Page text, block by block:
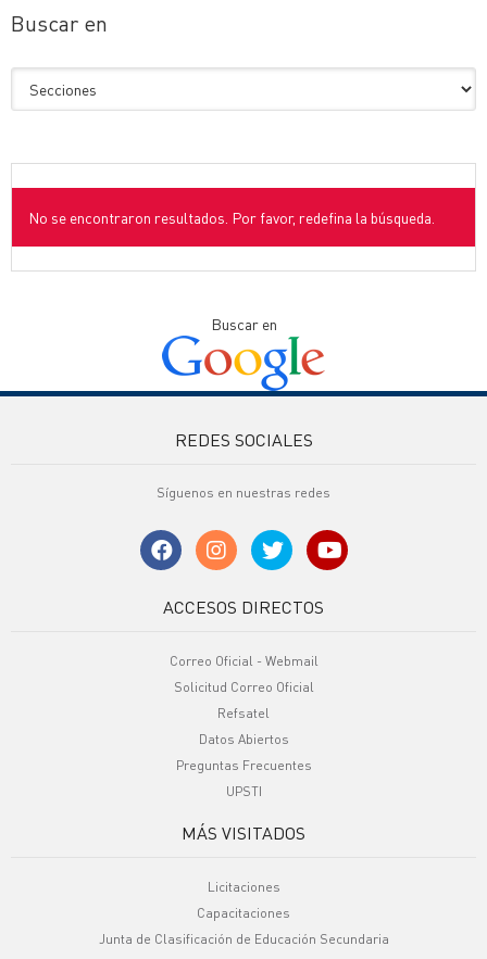
Buscar en
No se encontraron resultados. Por favor, redefina la búsqueda.
Buscar en
REDES SOCIALES
Síguenos en nuestras redes
ACCESOS DIRECTOS
Correo Oficial - Webmail
Solicitud Correo Oficial
Refsatel
Datos Abiertos
Preguntas Frecuentes
UPSTI
MÁS VISITADOS
Licitaciones
Capacitaciones
Junta de Clasificación de Educación Secundaria